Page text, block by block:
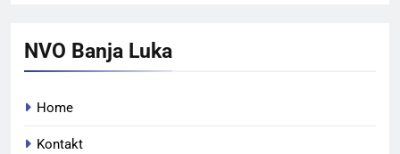
NVO Banja Luka
Home
Kontakt